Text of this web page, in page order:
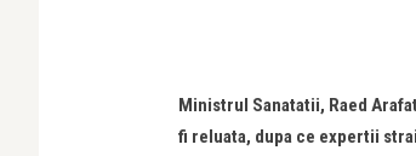
Ministrul Sanatatii, Raed
fi reluata, dupa ce expertii